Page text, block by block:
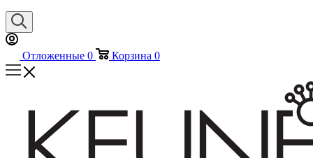
Отложенные 0 Корзина 0